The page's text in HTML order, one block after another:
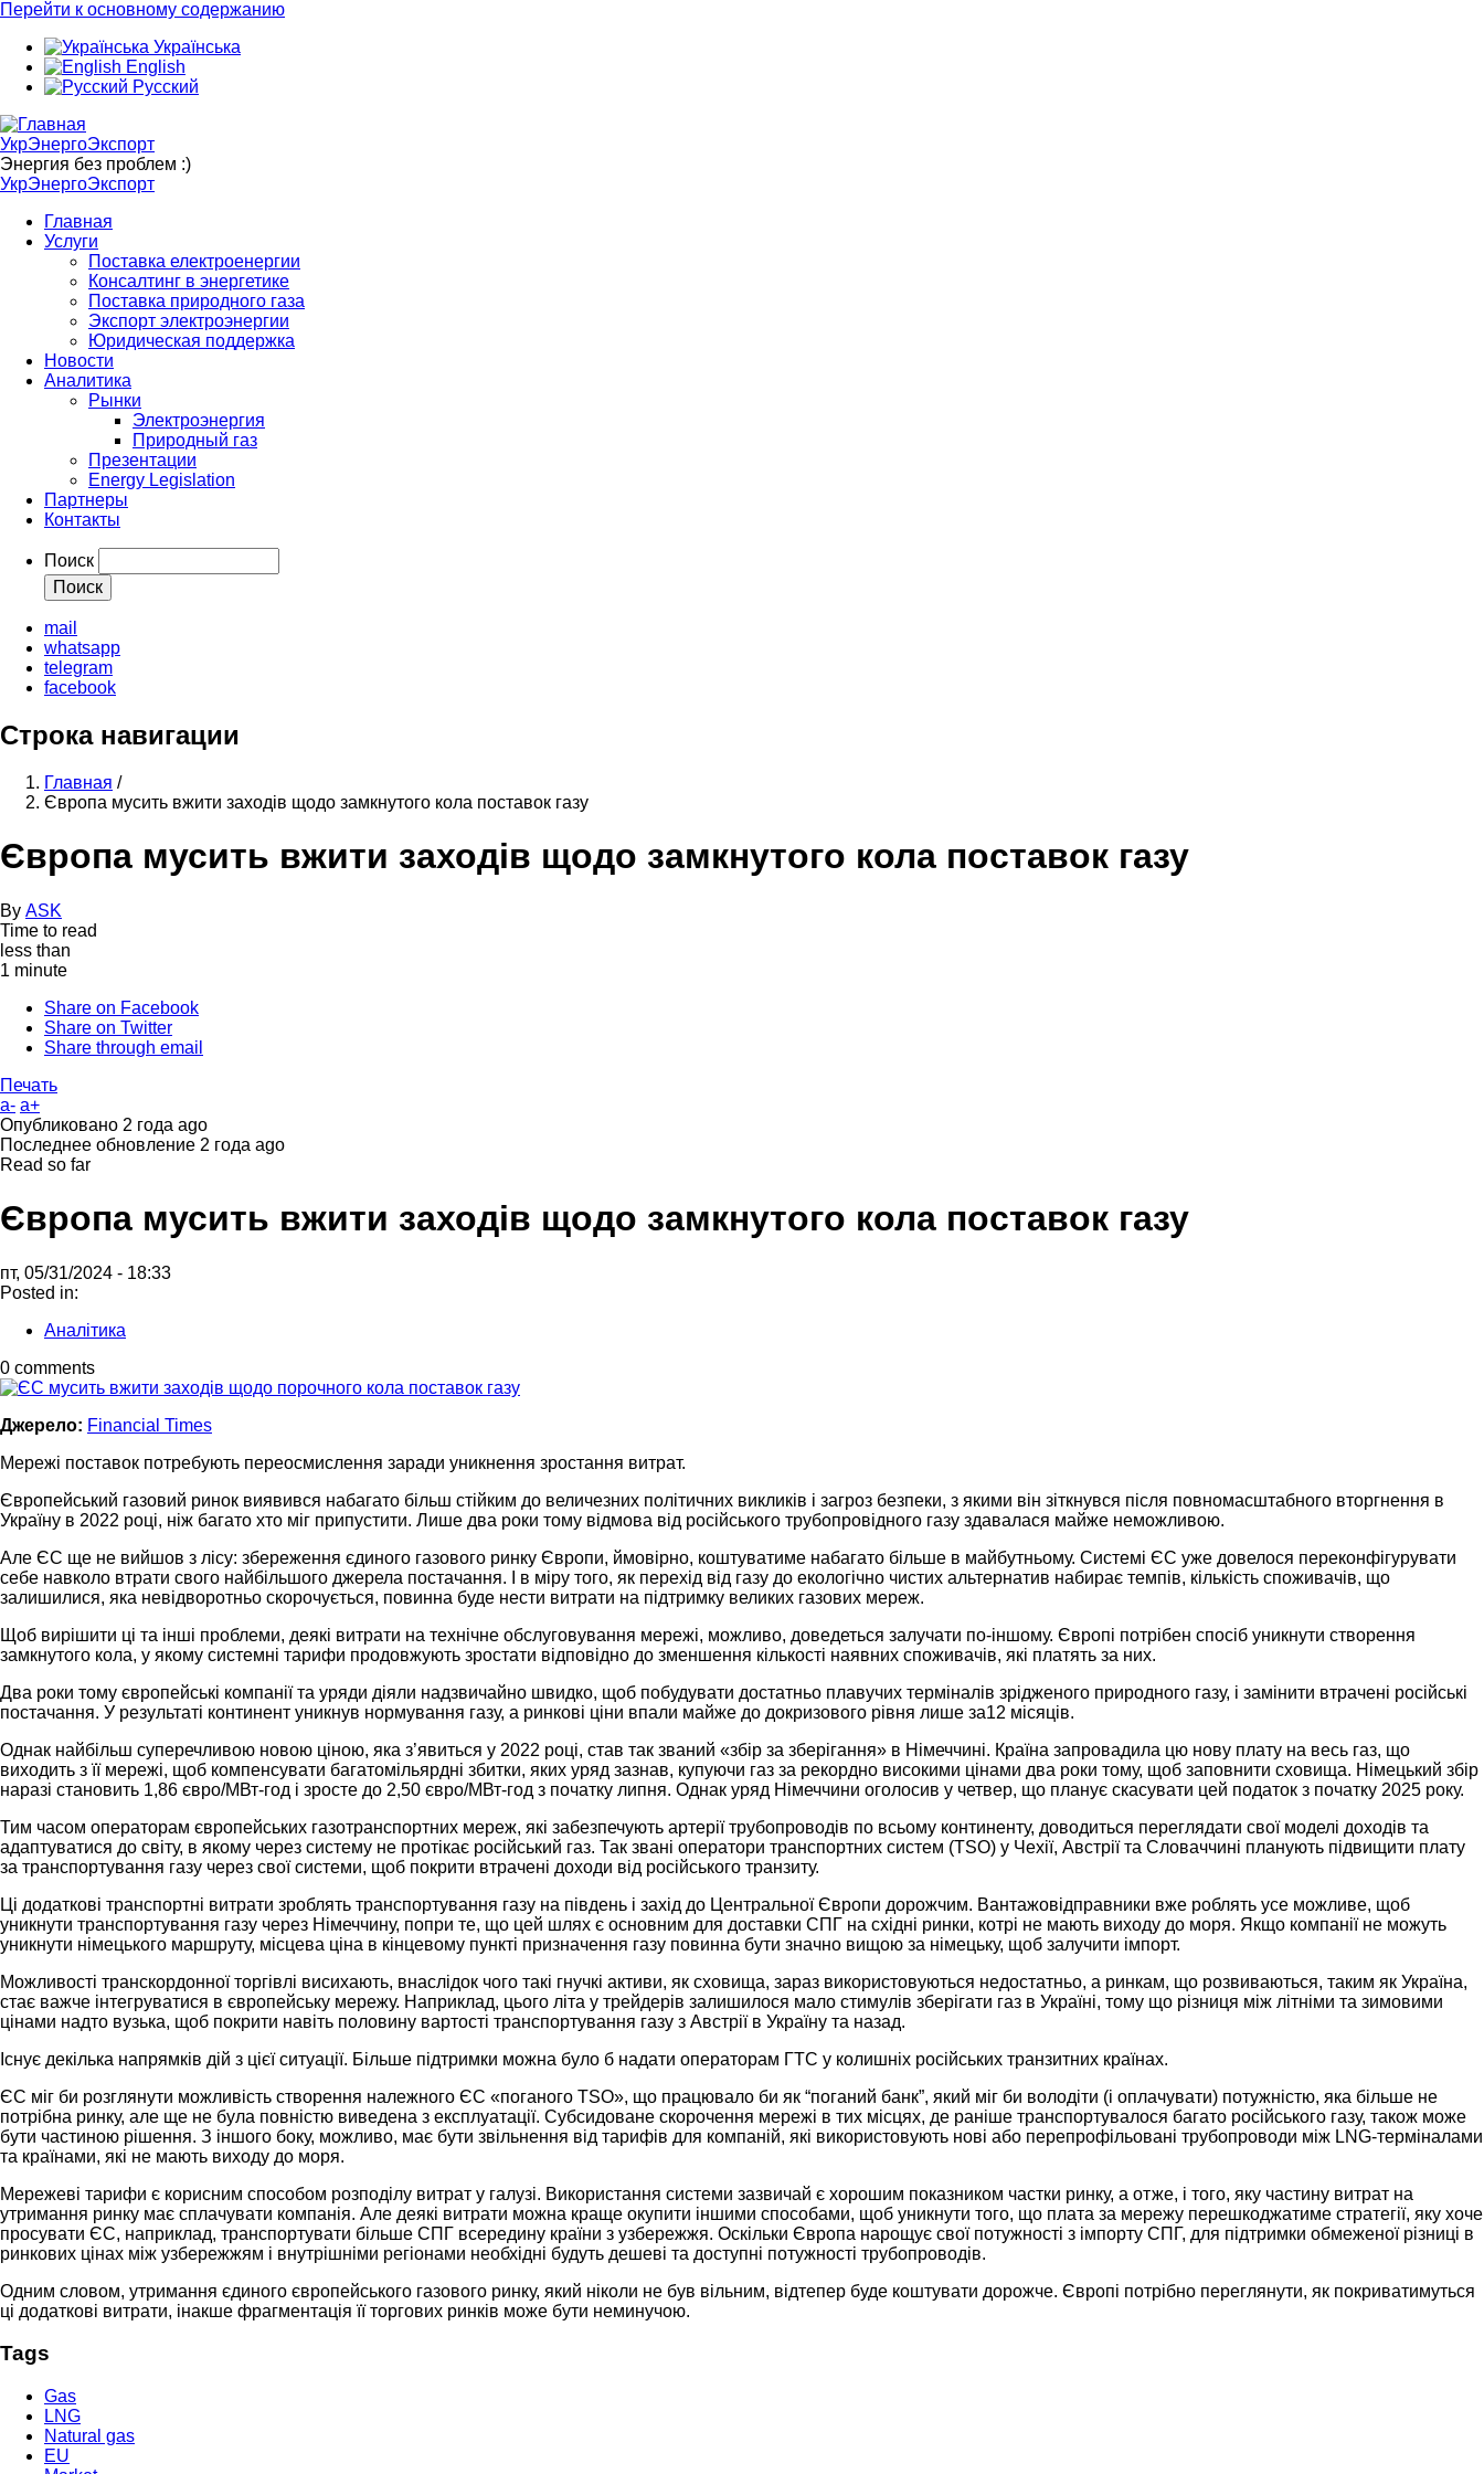
Перейти к основному содержанию
Українська
English
Русский
УкрЭнергоЭкспорт
Энергия без проблем :)
УкрЭнергоЭкспорт
Главная
Услуги
Поставка електроенергии
Консалтинг в энергетике
Поставка природного газа
Экспорт электроэнергии
Юридическая поддержка
Новости
Аналитика
Рынки
Электроэнергия
Природный газ
Презентации
Energy Legislation
Партнеры
Контакты
Поиск
mail
whatsapp
telegram
facebook
Строка навигации
Главная /
Європа мусить вжити заходів щодо замкнутого кола поставок газу
Європа мусить вжити заходів щодо замкнутого кола поставок газу
By ASK
Time to read
less than
1 minute
Share on Facebook
Share on Twitter
Share through email
Печать
a- a+
Опубликовано 2 года ago
Последнее обновление 2 года ago
Read so far
Європа мусить вжити заходів щодо замкнутого кола поставок газу
пт, 05/31/2024 - 18:33
Posted in:
Аналітика
0 comments
Джерело: Financial Times
Мережі поставок потребують переосмислення заради уникнення зростання витрат.
Європейський газовий ринок виявився набагато більш стійким до величезних політичних викликів і загроз безпеки, з якими він зіткнувся після повномасштабного вторгнення в
Україну в 2022 році, ніж багато хто міг припустити. Лише два роки тому відмова від російського трубопровідного газу здавалася майже неможливою.
Але ЄС ще не вийшов з лісу: збереження єдиного газового ринку Європи, ймовірно, коштуватиме набагато більше в майбутньому. Системі ЄС уже довелося переконфігурувати
себе навколо втрати свого найбільшого джерела постачання. І в міру того, як перехід від газу до екологічно чистих альтернатив набирає темпів, кількість споживачів, що
залишилися, яка невідворотньо скорочується, повинна буде нести витрати на підтримку великих газових мереж.
Щоб вирішити ці та інші проблеми, деякі витрати на технічне обслуговування мережі, можливо, доведеться залучати по-іншому. Європі потрібен спосіб уникнути створення
замкнутого кола, у якому системні тарифи продовжують зростати відповідно до зменшення кількості наявних споживачів, які платять за них.
Два роки тому європейські компанії та уряди діяли надзвичайно швидко, щоб побудувати достатньо плавучих терміналів зрідженого природного газу, і замінити втрачені російські
постачання. У результаті континент уникнув нормування газу, а ринкові ціни впали майже до докризового рівня лише за12 місяців.
Однак найбільш суперечливою новою ціною, яка з’явиться у 2022 році, став так званий «збір за зберігання» в Німеччині. Країна запровадила цю нову плату на весь газ, що
виходить з її мережі, щоб компенсувати багатомільярдні збитки, яких уряд зазнав, купуючи газ за рекордно високими цінами два роки тому, щоб заповнити сховища. Німецький збір
наразі становить 1,86 євро/МВт-год і зросте до 2,50 євро/МВт-год з початку липня. Однак уряд Німеччини оголосив у четвер, що планує скасувати цей податок з початку 2025 року.
Тим часом операторам європейських газотранспортних мереж, які забезпечують артерії трубопроводів по всьому континенту, доводиться переглядати свої моделі доходів та
адаптуватися до світу, в якому через систему не протікає російський газ. Так звані оператори транспортних систем (TSO) у Чехії, Австрії та Словаччині планують підвищити плату
за транспортування газу через свої системи, щоб покрити втрачені доходи від російського транзиту.
Ці додаткові транспортні витрати зроблять транспортування газу на південь і захід до Центральної Європи дорожчим. Вантажовідправники вже роблять усе можливе, щоб
уникнути транспортування газу через Німеччину, попри те, що цей шлях є основним для доставки СПГ на східні ринки, котрі не мають виходу до моря. Якщо компанії не можуть
уникнути німецького маршруту, місцева ціна в кінцевому пункті призначення газу повинна бути значно вищою за німецьку, щоб залучити імпорт.
Можливості транскордонної торгівлі висихають, внаслідок чого такі гнучкі активи, як сховища, зараз використовуються недостатньо, а ринкам, що розвиваються, таким як Україна,
стає важче інтегруватися в європейську мережу. Наприклад, цього літа у трейдерів залишилося мало стимулів зберігати газ в Україні, тому що різниця між літніми та зимовими
цінами надто вузька, щоб покрити навіть половину вартості транспортування газу з Австрії в Україну та назад.
Існує декілька напрямків дій з цієї ситуації. Більше підтримки можна було б надати операторам ГТС у колишніх російських транзитних країнах.
ЄС міг би розглянути можливість створення належного ЄС «поганого TSO», що працювало би як “поганий банк”, який міг би володіти (і оплачувати) потужністю, яка більше не
потрібна ринку, але ще не була повністю виведена з експлуатації. Субсидоване скорочення мережі в тих місцях, де раніше транспортувалося багато російського газу, також може
бути частиною рішення. З іншого боку, можливо, має бути звільнення від тарифів для компаній, які використовують нові або перепрофільовані трубопроводи між LNG-терміналами
та країнами, які не мають виходу до моря.
Мережеві тарифи є корисним способом розподілу витрат у галузі. Використання системи зазвичай є хорошим показником частки ринку, а отже, і того, яку частину витрат на
утримання ринку має сплачувати компанія. Але деякі витрати можна краще окупити іншими способами, щоб уникнути того, що плата за мережу перешкоджатиме стратегії, яку хоче
просувати ЄС, наприклад, транспортувати більше СПГ всередину країни з узбережжя. Оскільки Європа нарощує свої потужності з імпорту СПГ, для підтримки обмеженої різниці в
ринкових цінах між узбережжям і внутрішніми регіонами необхідні будуть дешеві та доступні потужності трубопроводів.
Одним словом, утримання єдиного європейського газового ринку, який ніколи не був вільним, відтепер буде коштувати дорожче. Європі потрібно переглянути, як покриватимуться
ці додаткові витрати, інакше фрагментація її торгових ринків може бути неминучою.
Tags
Gas
LNG
Natural gas
EU